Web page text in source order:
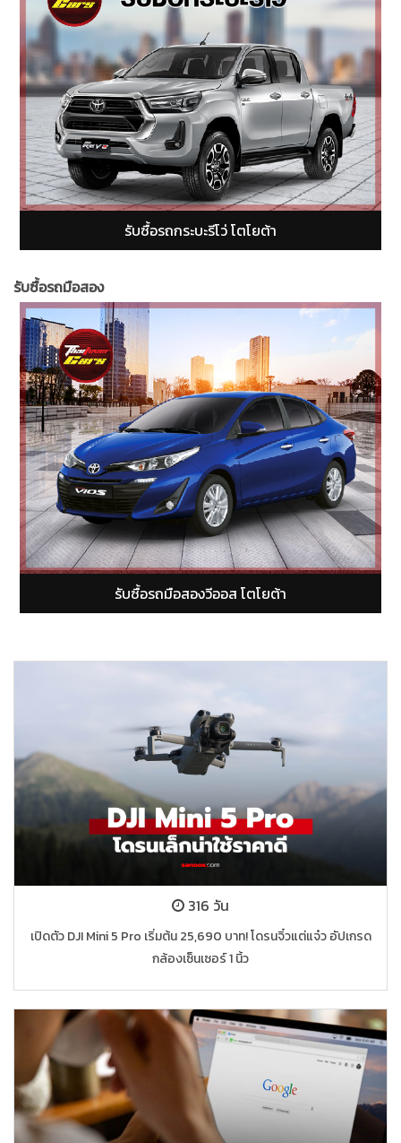
รับซื้อรถกระบะฟอร์ดเรนเจอร์ (Ford Ranger)
รับซื้อรถมือสอง
รับซื้อรถมือสองยารีส โตโยต้า
316 วัน
เปิดตัว DJI Mini 5 Pro เริ่มต้น 25,690 บาท! โดรนจิ๋วแต่แจ๋ว อัปเกรด
กล้องเซ็นเซอร์ 1 นิ้ว